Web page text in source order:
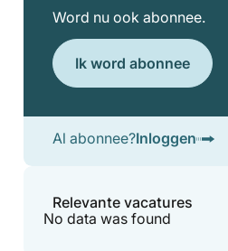
Word nu ook abonnee.
Ik word abonnee
Al abonnee?Inloggen
Relevante vacatures
No data was found